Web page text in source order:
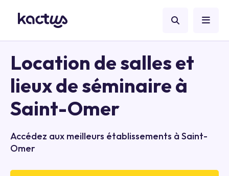
Location de salles et
lieux de séminaire à
Saint-Omer
Accédez aux meilleurs établissements à Saint-
Omer